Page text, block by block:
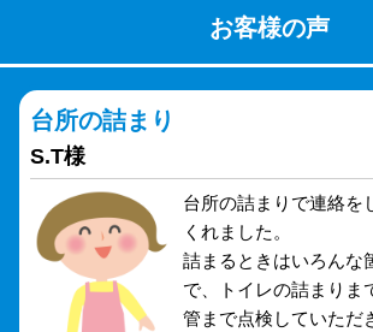
お客様の声
台所の詰まり
S.T様
台所の詰まりで連絡を
くれました。
詰まるときはいろんな
で、トイレの詰まりま
管まで点検していただ